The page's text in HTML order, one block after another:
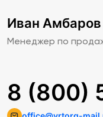
Иван Амбаров
Менеджер по
8 (800)